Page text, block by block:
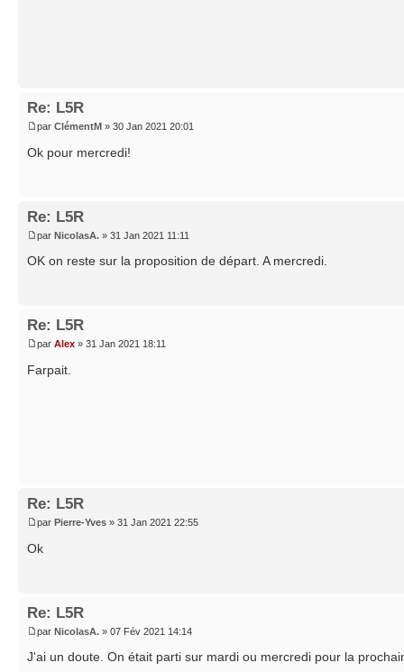
Re: L5R
par ClémentM » 30 Jan 2021 20:01
Ok pour mercredi!
Re: L5R
par NicolasA. » 31 Jan 2021 11:11
OK on reste sur la proposition de départ. A mercredi.
Re: L5R
par Alex » 31 Jan 2021 18:11
Farpait.
Re: L5R
par Pierre-Yves » 31 Jan 2021 22:55
Ok
Re: L5R
par NicolasA. » 07 Fév 2021 14:14
J'ai un doute. On était parti sur mardi ou mercredi pour la